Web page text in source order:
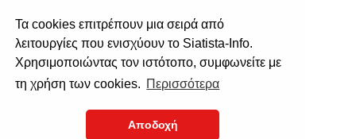
Τα cookies επιτρέπουν μια σειρά από
λειτουργίες που ενισχύουν το Siatista-Info.
Χρησιμοποιώντας τον ιστότοπο, συμφωνείτε με
τη χρήση των cookies. Περισσότερα
Αποδοχή